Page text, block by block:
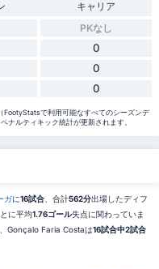
キャリア
PKなし
0
0
0
FootyStatsで利用可能なすべてのシーズンデ
ナルティキック統計が更新されます。
ガに16試合、合計562分出場したディフ
に平均1.76ゴール失点に関わっていま
Gonçalo Faria Costaは16試合中2試合